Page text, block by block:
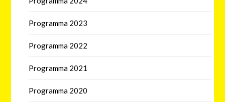
Programma 2023
Programma 2022
Programma 2021
Programma 2020